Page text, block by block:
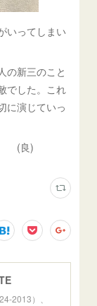
いってしまい
の新三のこと
でした。これ
に演じていっ
2013）、